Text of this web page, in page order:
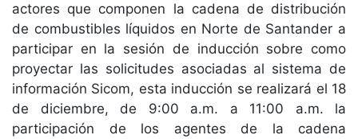
actores que componen la cadena de distribución
de combustibles líquidos en Norte de Santander a
participar en la sesión de inducción sobre como
proyectar las solicitudes asociadas al sistema de
información Sicom, esta inducción se realizará el 18
de diciembre, de 9:00 a.m. a 11:00 a.m. la
participación de los agentes de la cadena